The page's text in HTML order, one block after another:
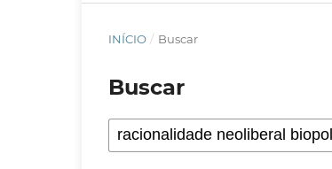
INÍCIO / Buscar
Buscar